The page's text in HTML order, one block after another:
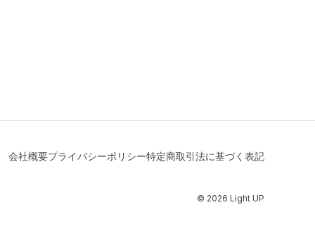
会社概要プライバシーポリシー特定商取引法に基づく表記
© 2026 Light UP